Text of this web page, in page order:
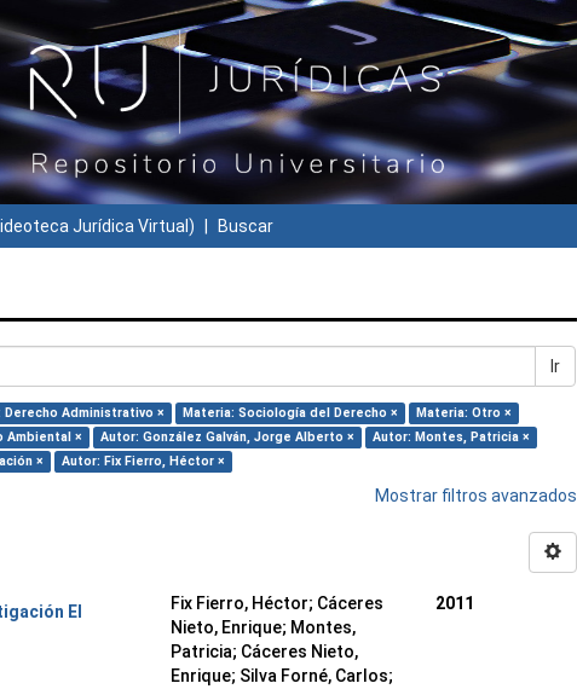
Jurídica Virtual) Buscar
Ir
Derecho Administrativo × Materia: Sociología del Derecho ×
Materia: Otro ×
Ambiental × Autor: González Galván, Jorge Alberto ×
Autor: Montes, Patricia ×
× Autor: Fix Fierro, Héctor ×
Mostrar filtros avanzados
El
Fix Fierro, Héctor; Cáceres
Nieto, Enrique; Montes,
Patricia; Cáceres Nieto,
Enrique; Silva Forné, Carlos;
2011